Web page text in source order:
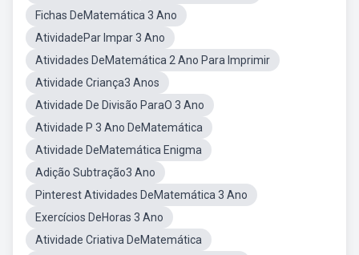
Fichas DeMatemática 3 Ano
AtividadePar Impar 3 Ano
Atividades DeMatemática 2 Ano Para Imprimir
Atividade Criança3 Anos
Atividade De Divisão ParaO 3 Ano
Atividade P 3 Ano DeMatemática
Atividade DeMatemática Enigma
Adição Subtração3 Ano
Pinterest Atividades DeMatemática 3 Ano
Exercícios DeHoras 3 Ano
Atividade Criativa DeMatemática